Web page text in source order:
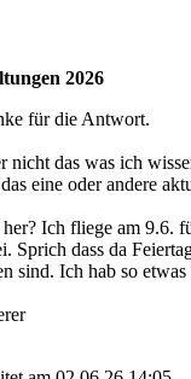
2026
für die Antwort.
nicht das was ich
eine oder andere
Ich fliege am 9.6.
Sprich dass da
sind. Ich hab so